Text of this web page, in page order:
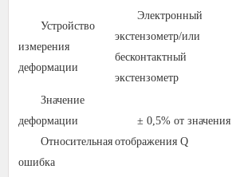
Устройство
измерения
деформации
Электронный
экстензометр/или
бесконтактный
экстензометр
Значение
деформации
Относительная
ошибка
± 0,5% от значения
отображения Q